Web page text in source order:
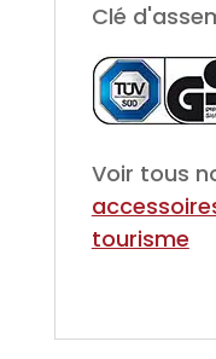
Clé
Voir tous
tourisme